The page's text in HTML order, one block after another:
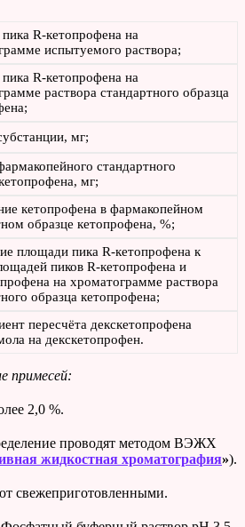
R-кетопрофена на
испытуемого раствора;
R-кетопрофена на
раствора стандартного образца
мг;
стандартного
мг;
кетопрофена в фармакопейном
образце кетопрофена, %;
площади пика R-кетопрофена к
пиков R-кетопрофена и
на хроматограмме раствора
образца кетопрофена;
пересчёта декскетопрофена
на декскетопрофен.
примесей:
2,0 %.
проводят методом ВЭЖХ
жидкостная хроматография»).
свежеприготовленными.